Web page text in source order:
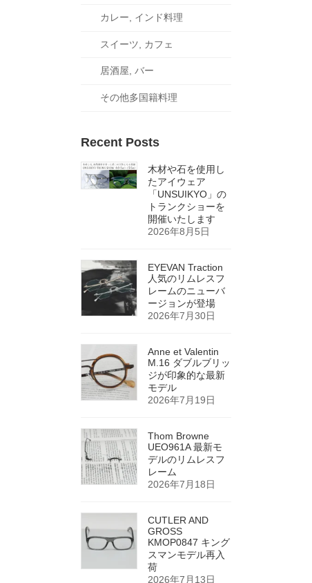
カレー, インド料理
スイーツ, カフェ
居酒屋, バー
その他多国籍料理
Recent Posts
木材や石を使用し
たアイウェア
「UNSUIKYO」の
トランクショーを
開催いたします
2026年8月5日
EYEVAN Traction
人気のリムレスフ
レームのニューバ
ージョンが登場
2026年7月30日
Anne et Valentin
M.16 ダブルブリッ
ジが印象的な最新
モデル
2026年7月19日
Thom Browne
UEO961A 最新モ
デルのリムレスフ
レーム
2026年7月18日
CUTLER AND
GROSS
KMOP0847 キング
スマンモデル再入
荷
2026年7月13日